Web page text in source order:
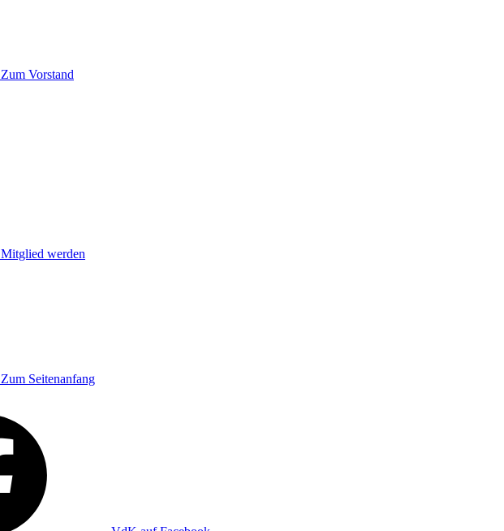
Zum Vorstand
Mitglied werden
Zum Seitenanfang